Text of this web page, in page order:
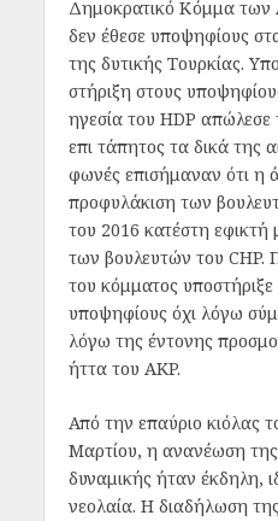
Δημοκρατικό Κόμμα των
δεν έθεσε υποψηφίους
της δυτικής Τουρκίας.
στήριξη στους
ηγεσία του HDP απώλεσε
επι τάπητος τα δικά της
φωνές επισήμαναν ότι η
προφυλάκιση των
του 2016 κατέστη
των βουλευτών του CHP.
του κόμματος υποστήριξε
υποψηφίους όχι λόγω
λόγω της έντονης
ήττα του AKP.
Από την επαύριο κιόλας
Μαρτίου, η ανανέωση της
δυναμικής ήταν έκδηλη,
νεολαία. Η διαδήλωση